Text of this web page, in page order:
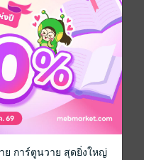
ย การ์ตูนวาย สุดยิ่งใหญ่